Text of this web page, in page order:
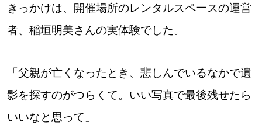
きっかけは、開催場所のレンタルスペースの運営
者、稲垣明美さんの実体験でした。
「父親が亡くなったとき、悲しんでいるなかで遺
影を探すのがつらくて。いい写真で最後残せたら
いいなと思って」